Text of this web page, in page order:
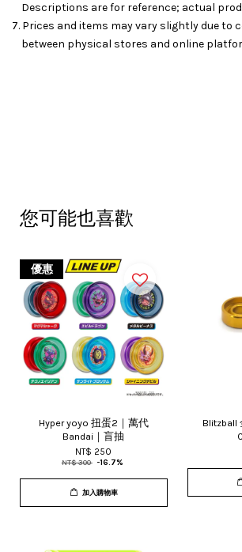
Descriptions are for reference; actual
7. Prices and items may vary slightly due to
between physical stores and online
您可能也喜歡
優惠
Hyper yoyo 扭蛋2｜萬代
Bandai｜盲抽
NT$ 250
NT$ 300 -16.7%
加入購物車
Blitzball